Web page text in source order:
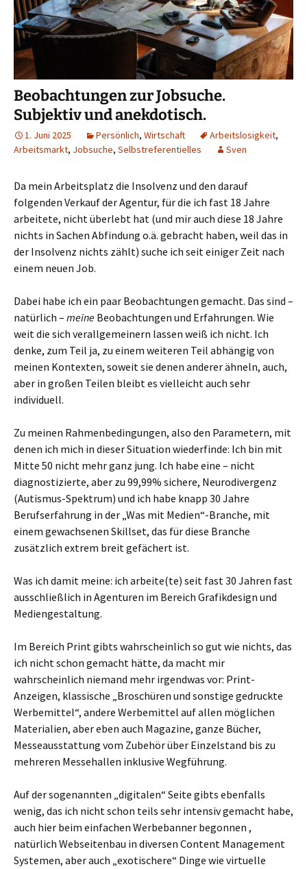
Beobachtungen zur Jobsuche.
Subjektiv und anekdotisch.
1. Juni 2025 Persönlich, Wirtschaft Arbeitslosigkeit,
Arbeitsmarkt, Jobsuche, Selbstreferentielles Sven
Da mein Arbeitsplatz die Insolvenz und den darauf
folgenden Verkauf der Agentur, für die ich fast 18 Jahre
arbeitete, nicht überlebt hat (und mir auch diese 18 Jahre
nichts in Sachen Abfindung o.ä. gebracht haben, weil das in
der Insolvenz nichts zählt) suche ich seit einiger Zeit nach
einem neuen Job.
Dabei habe ich ein paar Beobachtungen gemacht. Das sind –
natürlich – meine Beobachtungen und Erfahrungen. Wie
weit die sich verallgemeinern lassen weiß ich nicht. Ich
denke, zum Teil ja, zu einem weiteren Teil abhängig von
meinen Kontexten, soweit sie denen anderer ähneln, auch,
aber in großen Teilen bleibt es vielleicht auch sehr
individuell.
Zu meinen Rahmenbedingungen, also den Parametern, mit
denen ich mich in dieser Situation wiederfinde: Ich bin mit
Mitte 50 nicht mehr ganz jung. Ich habe eine – nicht
diagnostizierte, aber zu 99,99% sichere, Neurodivergenz
(Autismus-Spektrum) und ich habe knapp 30 Jahre
Berufserfahrung in der „Was mit Medien“-Branche, mit
einem gewachsenen Skillset, das für diese Branche
zusätzlich extrem breit gefächert ist.
Was ich damit meine: ich arbeite(te) seit fast 30 Jahren fast
ausschließlich in Agenturen im Bereich Grafikdesign und
Mediengestaltung.
Im Bereich Print gibts wahrscheinlich so gut wie nichts, das
ich nicht schon gemacht hätte, da macht mir
wahrscheinlich niemand mehr irgendwas vor: Print-
Anzeigen, klassische „Broschüren und sonstige gedruckte
Werbemittel“, andere Werbemittel auf allen möglichen
Materialien, aber eben auch Magazine, ganze Bücher,
Messeausstattung vom Zubehör über Einzelstand bis zu
mehreren Messehallen inklusive Wegführung.
Auf der sogenannten „digitalen“ Seite gibts ebenfalls
wenig, das ich nicht schon teils sehr intensiv gemacht habe,
auch hier beim einfachen Werbebanner begonnen ,
natürlich Webseitenbau in diversen Content Management
Systemen, aber auch „exotischere“ Dinge wie virtuelle